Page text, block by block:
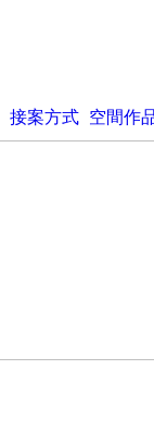
接案方式 空間作